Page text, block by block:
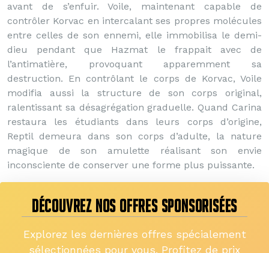
avant de s’enfuir. Voile, maintenant capable de
contrôler Korvac en intercalant ses propres molécules
entre celles de son ennemi, elle immobilisa le demi-
dieu pendant que Hazmat le frappait avec de
l’antimatière, provoquant apparemment sa
destruction. En contrôlant le corps de Korvac, Voile
modifia aussi la structure de son corps original,
ralentissant sa désagrégation graduelle. Quand Carina
restaura les étudiants dans leurs corps d’origine,
Reptil demeura dans son corps d’adulte, la nature
magique de son amulette réalisant son envie
inconsciente de conserver une forme plus puissante.
DÉCOUVREZ NOS OFFRES SPONSORISÉES
Explorez les dernières offres spécialement
sélectionnées pour vous. Profitez de prix